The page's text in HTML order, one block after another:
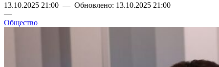
13.10.2025 21:00 — Обновлено: 13.10.2025 21:00
—
Общество